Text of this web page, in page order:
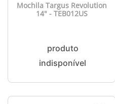
Mochila Targus Revolution
14" - TEB012US